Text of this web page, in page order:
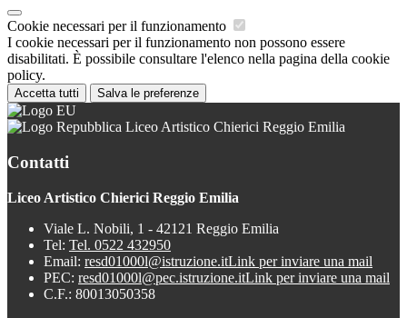
Cookie necessari per il funzionamento
I cookie necessari per il funzionamento non possono essere
disabilitati. È possibile consultare l'elenco nella pagina della cookie
policy.
Accetta tutti Salva le preferenze
Liceo Artistico Chierici Reggio Emilia
Contatti
Liceo Artistico Chierici Reggio Emilia
Viale L. Nobili, 1 - 42121 Reggio Emilia
Tel: Tel. 0522 432950
Email: resd01000l@istruzione.itLink per inviare una mail
PEC: resd01000l@pec.istruzione.itLink per inviare una mail
C.F.: 80013050358